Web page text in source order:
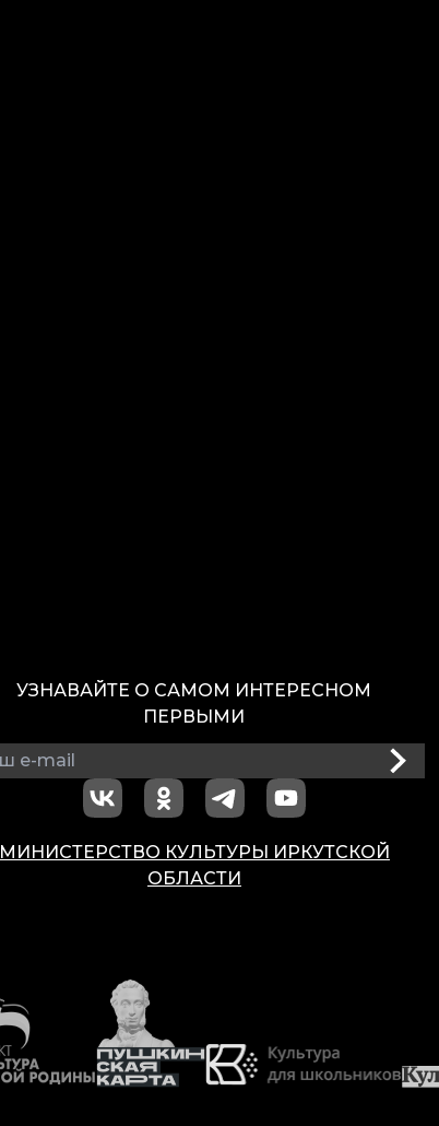
УЗНАВАЙТЕ О САМОМ ИНТЕРЕСНОМ
ПЕРВЫМИ
МИНИСТЕРСТВО КУЛЬТУРЫ ИРКУТСКОЙ
ОБЛАСТИ